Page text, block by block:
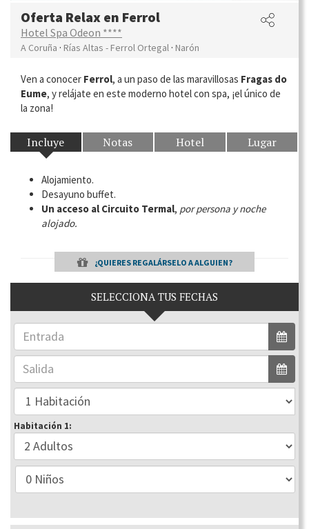
Oferta Relax en Ferrol
Hotel Spa Odeon ****
A Coruña · Rías Altas - Ferrol Ortegal · Narón
Ven a conocer Ferrol, a un paso de las maravillosas Fragas do
Eume, y relájate en este moderno hotel con spa, ¡el único de
la zona!
Incluye Notas Hotel Lugar
Alojamiento.
Desayuno buffet.
Un acceso al Circuito Termal, por persona y noche
alojado.
¿QUIERES REGALÁRSELO A ALGUIEN?
SELECCIONA TUS FECHAS
Habitación 1: